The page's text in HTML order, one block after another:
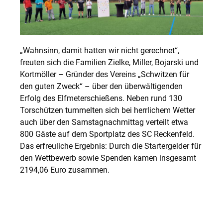
„Wahnsinn, damit hatten wir nicht gerechnet“,
freuten sich die Familien Zielke, Miller, Bojarski und
Kortmöller – Gründer des Vereins „Schwitzen für
den guten Zweck“ – über den überwältigenden
Erfolg des Elfmeterschießens. Neben rund 130
Torschützen tummelten sich bei herrlichem Wetter
auch über den Samstagnachmittag verteilt etwa
800 Gäste auf dem Sportplatz des SC Reckenfeld.
Das erfreuliche Ergebnis: Durch die Startergelder für
den Wettbewerb sowie Spenden kamen insgesamt
2194,06 Euro zusammen.